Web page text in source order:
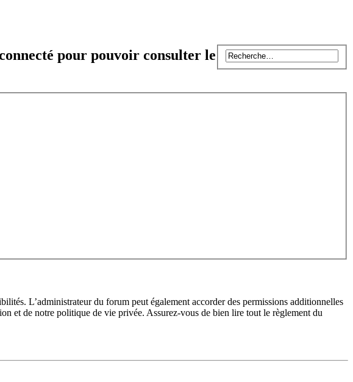
pour pouvoir consulter le
L’administrateur du forum peut également accorder des permissions additionnelles
et de notre politique de vie privée. Assurez-vous de bien lire tout le règlement du